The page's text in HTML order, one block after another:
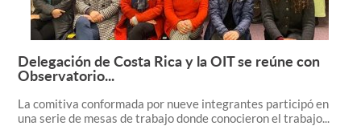
Leer más +
Delegación de Costa Rica y la OIT se reúne con
Observatorio...
La comitiva conformada por nueve integrantes participó en
una serie de mesas de trabajo donde conocieron el trabajo...